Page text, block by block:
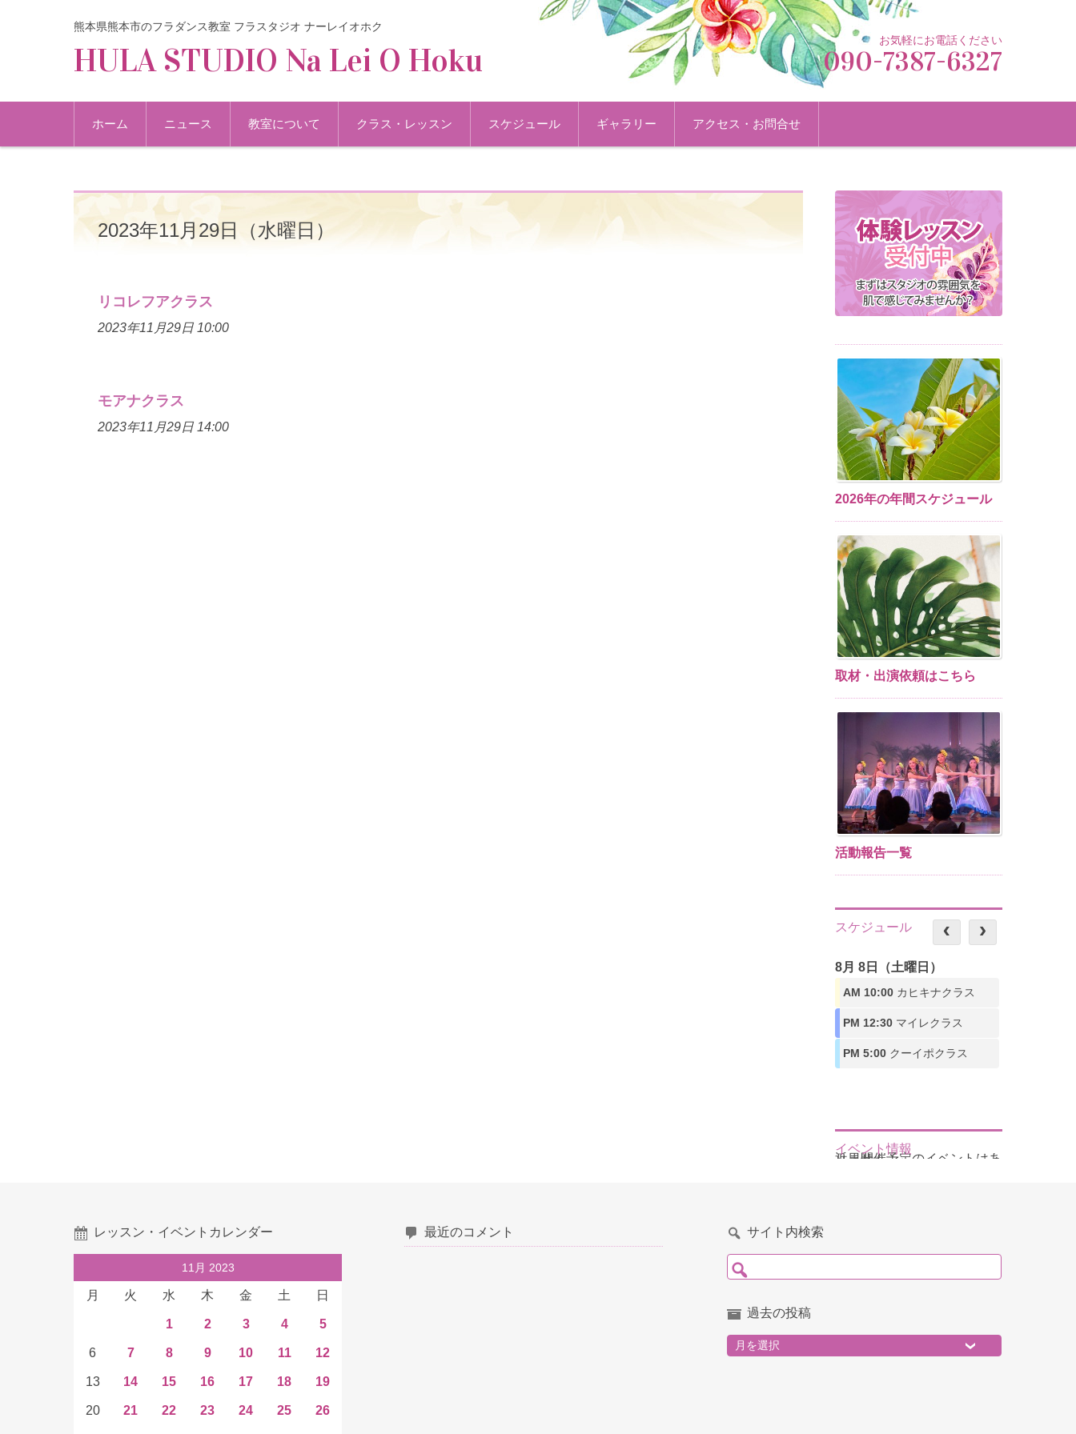
熊本県熊本市のフラダンス教室 フラスタジオ ナーレイオホク
HULA STUDIO Na Lei O Hoku
お気軽にお電話ください
090-7387-6327
コンテンツに移動
ホーム
ニュース 教室について クラス・レッスン スケジュール ギャラリー アクセス・お問合せ
2023年11月29日（水曜日）
リコレフアクラス
2023年11月29日 10:00
モアナクラス
2023年11月29日 14:00
2026年の年間スケジュール
取材・出演依頼はこちら
活動報告一覧
スケジュール
8月 8日（土曜日）
AM 10:00 カヒキナクラス
PM 12:30 マイレクラス
PM 5:00 クーイポクラス
イベント情報
近日開催予定のイベントはありません
レッスン・イベントカレンダー
11月 2023
月 火 水 木 金 土 日
1 2 3 4 5
6 7 8 9 10 11 12
13 14 15 16 17 18 19
20 21 22 23 24 25 26
最近のコメント サイト内検索
検索:
過去の投稿
過去の投稿